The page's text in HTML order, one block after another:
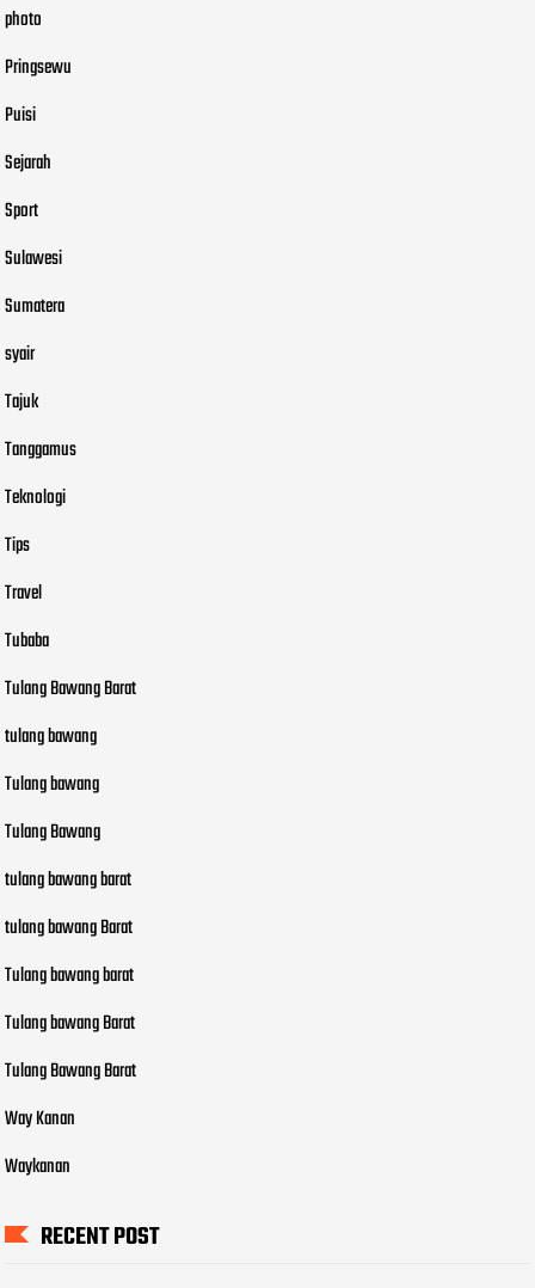
photo
Pringsewu
Puisi
Sejarah
Sport
Sulawesi
Sumatera
syair
Tajuk
Tanggamus
Teknologi
Tips
Travel
Tubaba
Tulang Bawang Barat
tulang bawang
Tulang bawang
Tulang Bawang
tulang bawang barat
tulang bawang Barat
Tulang bawang barat
Tulang bawang Barat
Tulang Bawang Barat
Way Kanan
Waykanan
RECENT POST